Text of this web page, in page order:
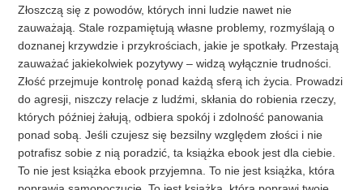
Złoszczą się z powodów, których inni ludzie nawet nie
zauważają. Stale rozpamiętują własne problemy, rozmyślają o
doznanej krzywdzie i przykrościach, jakie je spotkały. Przestają
zauważać jakiekolwiek pozytywy – widzą wyłącznie trudności.
Złość przejmuje kontrolę ponad każdą sferą ich życia. Prowadzi
do agresji, niszczy relacje z ludźmi, skłania do robienia rzeczy,
których później żałują, odbiera spokój i zdolność panowania
ponad sobą. Jeśli czujesz się bezsilny względem złości i nie
potrafisz sobie z nią poradzić, ta książka ebook jest dla ciebie.
To nie jest książka ebook przyjemna. To nie jest książka, która